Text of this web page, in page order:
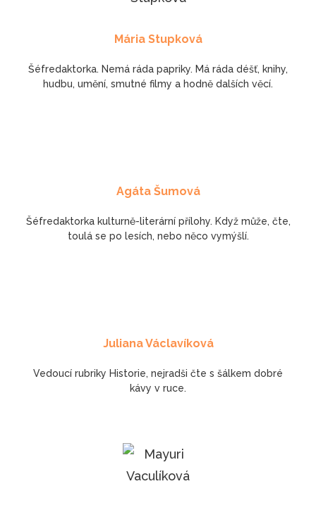
Mária Stupková
Šéfredaktorka. Nemá ráda papriky. Má ráda déšť, knihy,
hudbu, umění, smutné filmy a hodně dalších věcí.
Agáta Šumová
Šéfredaktorka kulturně-literární přílohy. Když může, čte,
toulá se po lesích, nebo něco vymýšlí.
Juliana Václavíková
Vedoucí rubriky Historie, nejradši čte s šálkem dobré
kávy v ruce.